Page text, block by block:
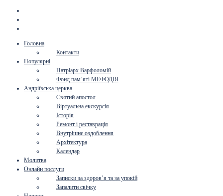
Головна
Контакти
Популярні
Патріарх Варфоломій
Фонд пам’яті МЕФОДІЯ
Андріївська церква
Святий апостол
Віртуальна екскурсія
Історія
Ремонт і реставрація
Внутрішнє оздоблення
Архітектура
Календар
Молитва
Онлайн послуги
Записки за здоров’я та за упокій
Запалити свічку